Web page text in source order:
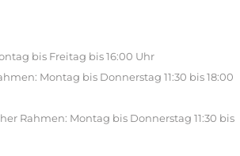
bis Freitag bis 16:00 Uhr
Montag bis Donnerstag 11:30 bis 18:00
Rahmen: Montag bis Donnerstag 11:30 bis